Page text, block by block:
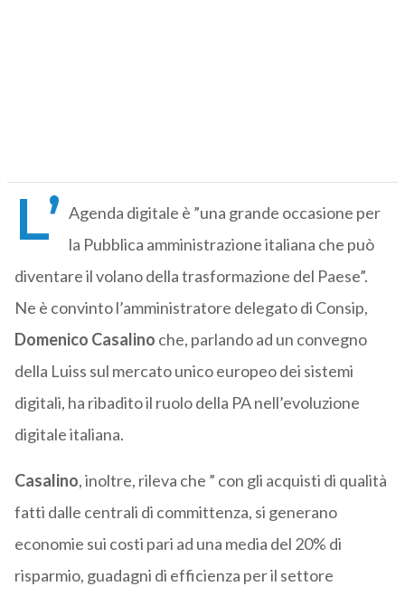
L’ Agenda digitale è ”una grande occasione per
la Pubblica amministrazione italiana che può
diventare il volano della trasformazione del Paese”.
Ne è convinto l’amministratore delegato di Consip,
Domenico Casalino che, parlando ad un convegno
della Luiss sul mercato unico europeo dei sistemi
digitali, ha ribadito il ruolo della PA nell’evoluzione
digitale italiana.
Casalino, inoltre, rileva che ” con gli acquisti di qualità
fatti dalle centrali di committenza, si generano
economie sui costi pari ad una media del 20% di
risparmio, guadagni di efficienza per il settore